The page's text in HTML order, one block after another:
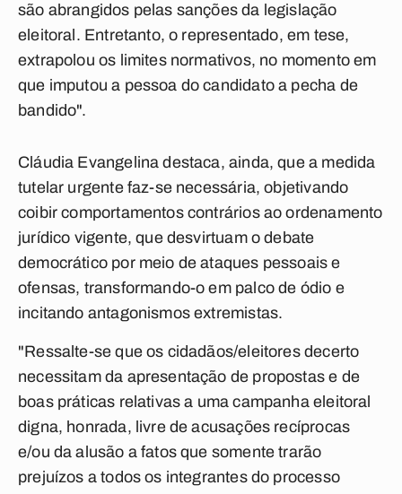
são abrangidos pelas sanções da legislação
eleitoral. Entretanto, o representado, em tese,
extrapolou os limites normativos, no momento em
que imputou a pessoa do candidato a pecha de
bandido".
Cláudia Evangelina destaca, ainda, que a medida
tutelar urgente faz-se necessária, objetivando
coibir comportamentos contrários ao ordenamento
jurídico vigente, que desvirtuam o debate
democrático por meio de ataques pessoais e
ofensas, transformando-o em palco de ódio e
incitando antagonismos extremistas.
"Ressalte-se que os cidadãos/eleitores decerto
necessitam da apresentação de propostas e de
boas práticas relativas a uma campanha eleitoral
digna, honrada, livre de acusações recíprocas
e/ou da alusão a fatos que somente trarão
prejuízos a todos os integrantes do processo